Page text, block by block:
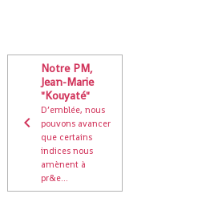
Notre PM,
Jean-Marie
"Kouyaté"
D’emblée, nous
pouvons avancer
que certains
indices nous
amènent à
pr&e...